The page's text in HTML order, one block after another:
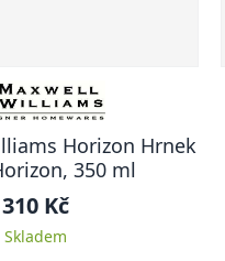
Horizon Hrnek
350 ml
310 Kč
Skladem